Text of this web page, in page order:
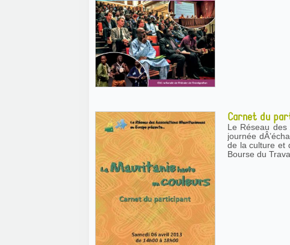
Carnet du
Le Réseau
journée
de la culture et
Bourse du